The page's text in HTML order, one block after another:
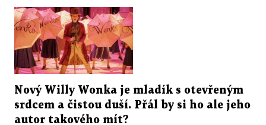
Nový Willy Wonka je mladík s otevřeným
srdcem a čistou duší. Přál by si ho ale jeho
autor takového mít?